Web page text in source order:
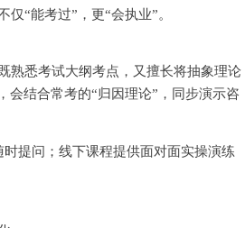
仅“能考过”，更“会执业”。
熟悉考试大纲考点，又擅长将抽象理论
会结合常考的“归因理论”，同步演示咨
提问；线下课程提供面对面实操演练